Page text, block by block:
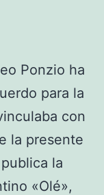
Ponzio ha
para la
con
la presente
la
«Olé»,